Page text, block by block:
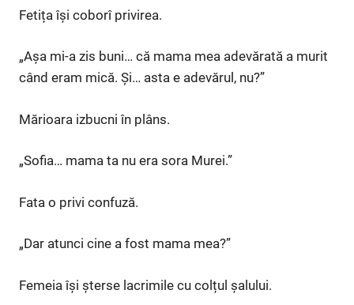
Fetița își coborî privirea.
„Așa mi-a zis buni… că mama mea adevărată a murit
când eram mică. Și… asta e adevărul, nu?”
Mărioara izbucni în plâns.
„Sofia… mama ta nu era sora Murei.”
Fata o privi confuză.
„Dar atunci cine a fost mama mea?”
Femeia își șterse lacrimile cu colțul șalului.